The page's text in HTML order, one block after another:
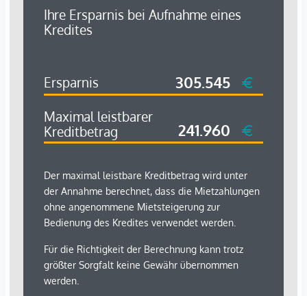
Infrastruktur / Entfernungen
Apotheke <1.000m
Krankenhaus <1.000m
Schule <750m
Kindergarten <250m
Universität <3.750m
Höhere Schule <1.500m
Nahversorgung
Supermarkt <250m